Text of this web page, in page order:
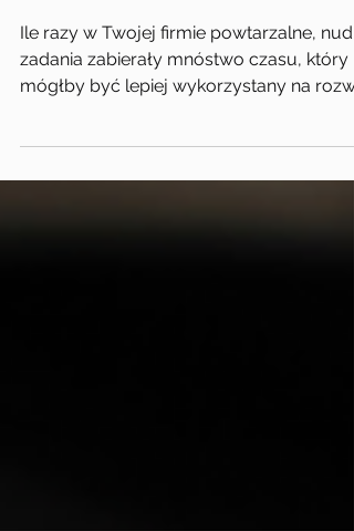
przekazania w ręce
robotów?
mógłby być lepiej wykorzystany na